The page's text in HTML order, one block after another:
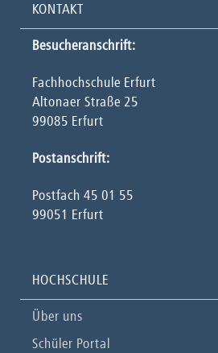
KONTAKT
Besucheranschrift:
Fachhochschule Erfurt
Altonaer Straße 25
99085 Erfurt
Postanschrift:
Postfach 45 01 55
99051 Erfurt
HOCHSCHULE
Über uns
Schüler Portal